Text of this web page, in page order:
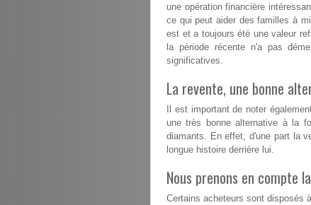
une opération financière
ce qui peut aider des familles à
est et a toujours été une valeur
la période récente n'a pas
significatives.
La revente, une bonne
Il est important de noter
une très bonne alternative à la
diamants. En effet, d'une part la
longue histoire derrière lui.
Nous prenons en compte
Certains acheteurs sont disposés